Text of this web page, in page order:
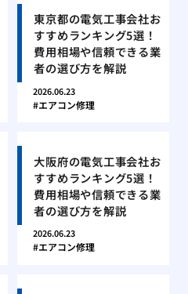
東京都の電気工事会社お
すすめランキング5選！
費用相場や信頼できる業
者の選び方を解説
2026.06.23
エアコン修理
大阪府の電気工事会社お
すすめランキング5選！
費用相場や信頼できる業
者の選び方を解説
2026.06.23
エアコン修理